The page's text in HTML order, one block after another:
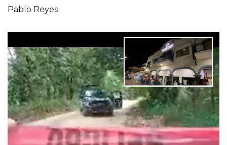
Pablo Reyes